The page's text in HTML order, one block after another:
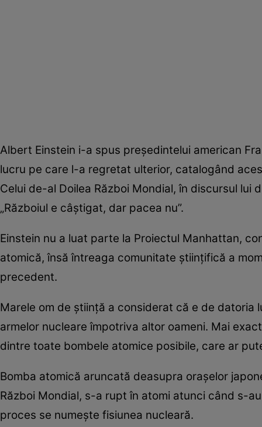
Albert Einstein i-a spus președintelui american
lucru pe care l-a regretat ulterior, catalogând
Celui de-al Doilea Război Mondial, în discursul lui
„Războiul e câștigat, dar pacea nu”.
Einstein nu a luat parte la Proiectul Manhattan,
atomică, însă întreaga comunitate științifică a
precedent.
Marele om de știință a considerat că e de datoria
armelor nucleare împotriva altor oameni. Mai
dintre toate bombele atomice posibile, care ar
Bomba atomică aruncată deasupra orașelor
Război Mondial, s-a rupt în atomi atunci când s-
proces se numește fisiunea nucleară.